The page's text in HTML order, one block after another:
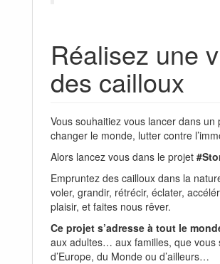
Réalisez une
des cailloux
Vous souhaitiez vous lancer dans un
changer le monde, lutter contre
Alors lancez vous dans le projet
Empruntez des cailloux dans la
voler, grandir, rétrécir, éclater,
plaisir, et faites nous rêver.
Ce projet s’adresse à tout le
aux adultes… aux familles, que vous
d’Europe, du Monde ou d’ailleurs…